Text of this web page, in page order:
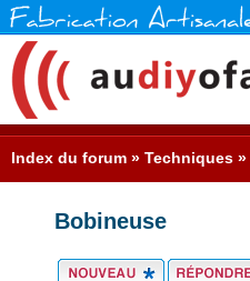
Index du forum » Techniques »
Bobineuse